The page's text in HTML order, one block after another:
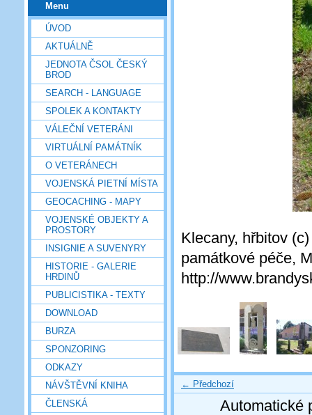
Menu
ÚVOD
AKTUÁLNĚ
JEDNOTA ČSOL ČESKÝ
BROD
SEARCH - LANGUAGE
SPOLEK A KONTAKTY
VÁLEČNÍ VETERÁNI
VIRTUÁLNÍ PAMÁTNÍK
O VETERÁNECH
VOJENSKÁ PIETNÍ MÍSTA
GEOCACHING - MAPY
VOJENSKÉ OBJEKTY A
PROSTORY
INSIGNIE A SUVENYRY
HISTORIE - GALERIE
HRDINŮ
PUBLICISTIKA - TEXTY
DOWNLOAD
BURZA
SPONZORING
ODKAZY
NÁVŠTĚVNÍ KNIHA
ČLENSKÁ
Klecany, hřbitov
památkové péče,
http://
← Předchozí
Automatické